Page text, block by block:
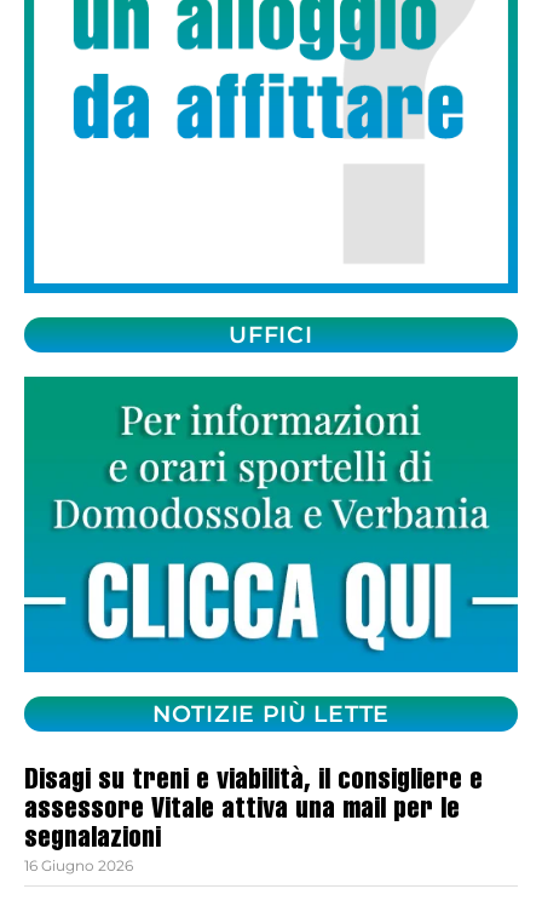
UFFICI
NOTIZIE PIÙ LETTE
Disagi su treni e viabilità, il consigliere e
assessore Vitale attiva una mail per le
segnalazioni
16 Giugno 2026